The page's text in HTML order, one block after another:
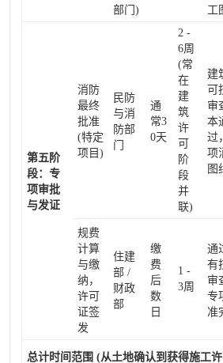
部门) 工
第五阶
段：专
项审批
与发证
消防
最终
批准
(特定
项目)
民防
与消
防部
门
通
常3
0天
2 -
6周
(常
在
建
筑
许
可
阶
段
并
联)
建
可
审
本
过
项
图
规费
计算
与缴
纳，
许可
证签
发
住建
部 /
财政
部
缴
费
后
数
日
1 -
3周
通
有
审
专
准
总计时间范围 (从土地确认到获得施工许